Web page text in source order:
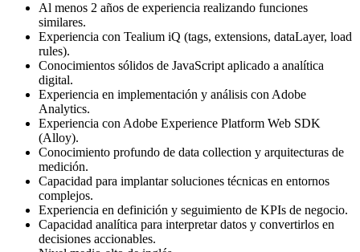
Al menos 2 años de experiencia realizando funciones
similares.
Experiencia con Tealium iQ (tags, extensions, dataLayer, load
rules).
Conocimientos sólidos de JavaScript aplicado a analítica
digital.
Experiencia en implementación y análisis con Adobe
Analytics.
Experiencia con Adobe Experience Platform Web SDK
(Alloy).
Conocimiento profundo de data collection y arquitecturas de
medición.
Capacidad para implantar soluciones técnicas en entornos
complejos.
Experiencia en definición y seguimiento de KPIs de negocio.
Capacidad analítica para interpretar datos y convertirlos en
decisiones accionables.